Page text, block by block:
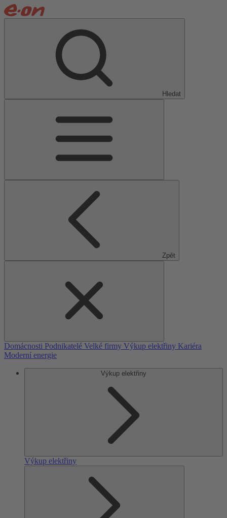
Hledat
Zpět
Domácnosti Podnikatelé Velké firmy Výkup elektřiny Kariéra
Moderní energie
Výkup elektřiny
Výkup elektřiny